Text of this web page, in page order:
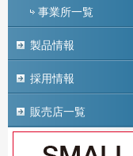
事業所一覧
製品情報
採用情報
販売店一覧